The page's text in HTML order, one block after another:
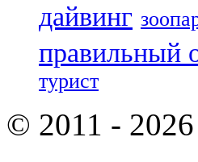
дайвинг
правильный
турист
© 2011 - 2026